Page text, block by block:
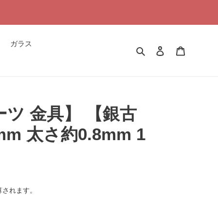
ガラス
検索 ログイン
ツ 金具】 【銀古
太さ約0.8mm 1
れます。